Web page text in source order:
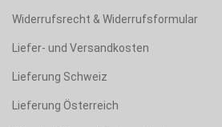
Widerrufsrecht & Widerrufsformular
Liefer- und Versandkosten
Lieferung Schweiz
Lieferung Österreich